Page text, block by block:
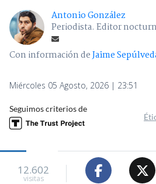
Antonio González
Periodista. Editor
Con información deJaime
Miércoles 05 Agosto, 2026 | 23:51
Seguimos criterios de
12.602
visitas